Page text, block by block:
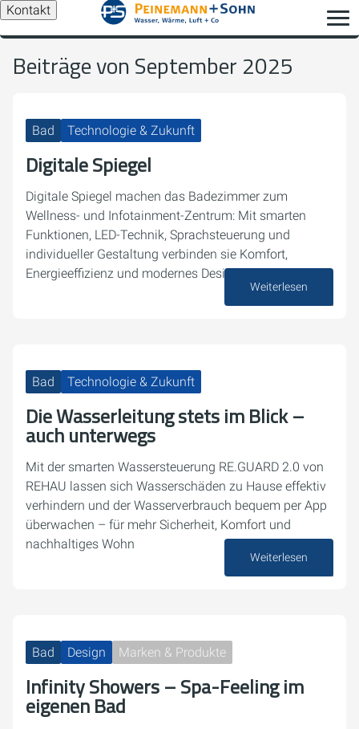
Kontakt
Beiträge von September 2025
Bad Technologie & Zukunft
Digitale Spiegel
Digitale Spiegel machen das Badezimmer zum
Wellness- und Infotainment-Zentrum: Mit smarten
Funktionen, LED-Technik, Sprachsteuerung und
individueller Gestaltung verbinden sie Komfort,
Energieeffizienz und modernes Design.
Weiterlesen
Bad Technologie & Zukunft
Die Wasserleitung stets im Blick –
auch unterwegs
Mit der smarten Wassersteuerung RE.GUARD 2.0 von
REHAU lassen sich Wasserschäden zu Hause effektiv
verhindern und der Wasserverbrauch bequem per App
überwachen – für mehr Sicherheit, Komfort und
nachhaltiges Wohn
Weiterlesen
Bad Design Marken & Produkte
Infinity Showers – Spa-Feeling im
eigenen Bad